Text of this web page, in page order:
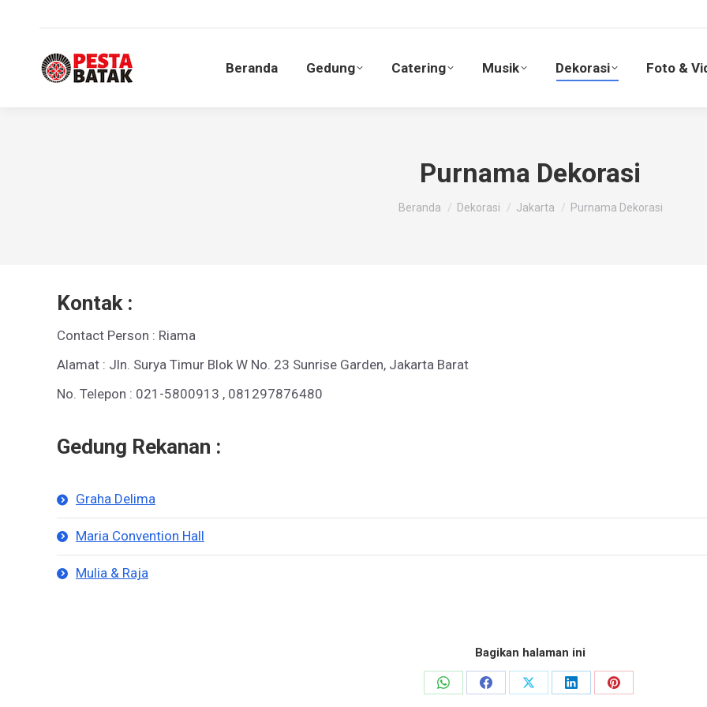
Beranda Gedung Catering Musik Dekorasi Foto &
Purnama Dekorasi
You are here:
Beranda Dekorasi Jakarta Purnama Dekorasi
Kontak :
Contact Person : Riama
Alamat : Jln. Surya Timur Blok W No. 23 Sunrise Garden, Jakarta Barat
No. Telepon : 021-5800913 , 081297876480
Gedung Rekanan :
Graha Delima
Maria Convention Hall
Mulia & Raja
Bagikan halaman ini
Share Share Share Share Share
Beranda Gedung Catering Musik Dekorasi Foto &